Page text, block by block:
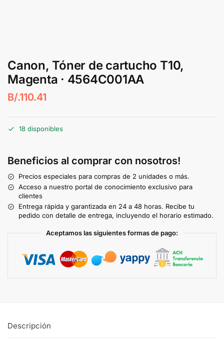
Canon, Tóner de cartucho T10,
Magenta · 4564C001AA
B/.110.41
18 disponibles
Beneficios al comprar con nosotros!
Precios especiales para compras de 2 unidades o más.
Acceso a nuestro portal de conocimiento exclusivo para
clientes
Entrega rápida y garantizada en 24 a 48 horas. Recibe tu
pedido con detalle de entrega, incluyendo el horario estimado.
Aceptamos las siguientes formas de pago:
Descripción